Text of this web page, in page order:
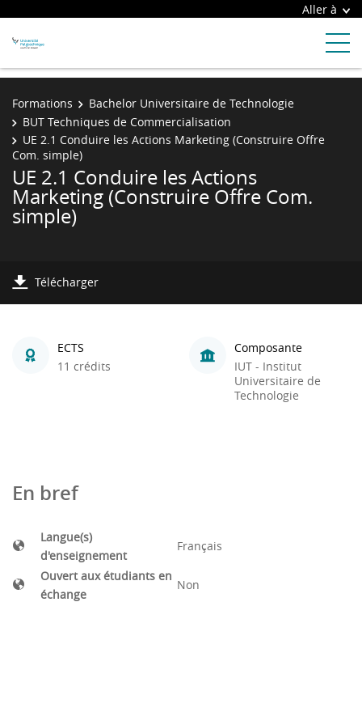
Aller à
Formations
Bachelor Universitaire de Technologie
BUT Techniques de Commercialisation
UE 2.1 Conduire les Actions Marketing (Construire Offre
Com. simple)
UE 2.1 Conduire les Actions
Marketing (Construire Offre Com.
simple)
Télécharger
ECTS
11 crédits
Composante
IUT - Institut
Universitaire de
Technologie
En bref
Langue(s)
d'enseignement
Français
Ouvert aux étudiants en
échange
Non